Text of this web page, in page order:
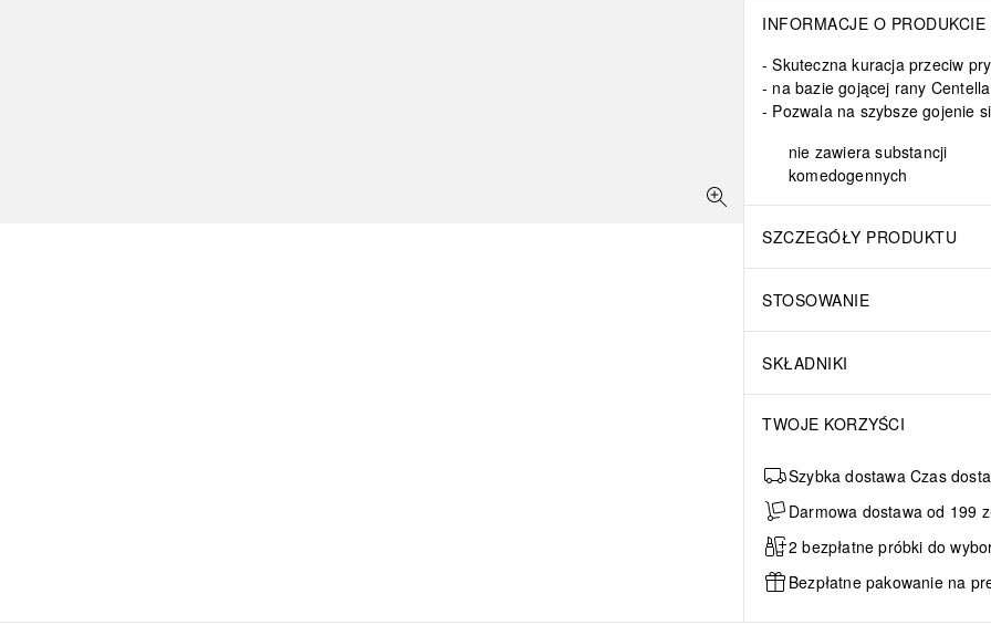
INFORMACJE O PRODUKCIE
Skuteczna kuracja przeciw
na bazie gojącej rany
Pozwala na szybsze gojenie
nie zawiera substancji
komedogennych
SZCZEGÓŁY PRODUKTU
STOSOWANIE
SKŁADNIKI
TWOJE KORZYŚCI
Szybka dostawa Czas
Darmowa dostawa od 199
2 bezpłatne próbki do
Bezpłatne pakowanie na